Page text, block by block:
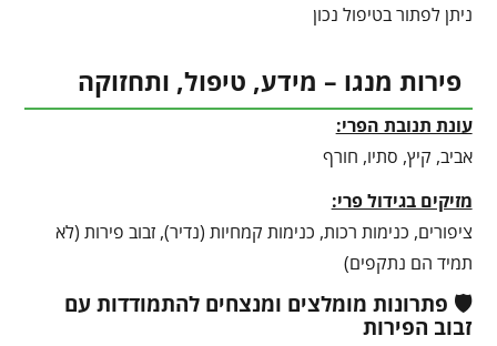
ניתן לפתור בטיפול נכון
פירות מנגו – מידע, טיפול, ותחזוקה
עונת תנובת הפרי:
אביב, קיץ, סתיו, חורף
מזיקים בגידול פרי:
ציפורים, כנימות רכות, כנימות קמחיות (נדיר), זבוב פירות (לא
תמיד הם נתקפים)
🛡️ פתרונות מומלצים ומנצחים להתמודדות עם
זבוב הפירות